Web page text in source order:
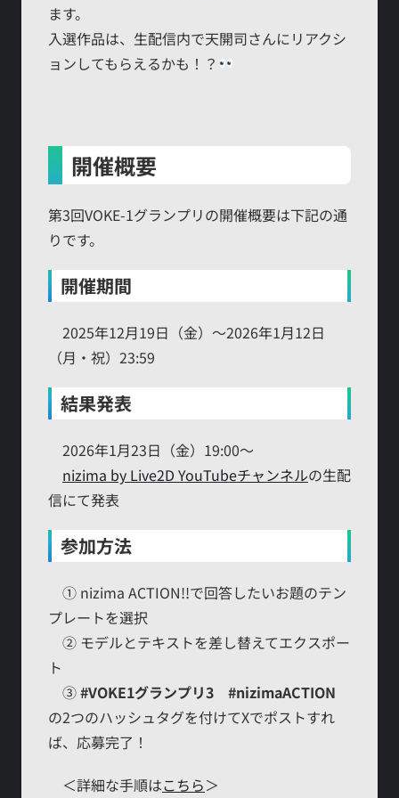
ます。
入選作品は、生配信内で天開司さんにリアクシ
ョンしてもらえるかも！？
開催概要
第3回VOKE-1グランプリの開催概要は下記の通
りです。
開催期間
2025年12月19日（金）～2026年1月12日
（月・祝）23:59
結果発表
2026年1月23日（金）19:00～
nizima by Live2D YouTubeチャンネルの生配
信にて発表
参加方法
① nizima ACTION!!で回答したいお題のテン
プレートを選択
② モデルとテキストを差し替えてエクスポー
ト
③#VOKE1グランプリ3 #nizimaACTION
の2つのハッシュタグを付けてXでポストすれ
ば、応募完了！
＜詳細な手順はこちら＞